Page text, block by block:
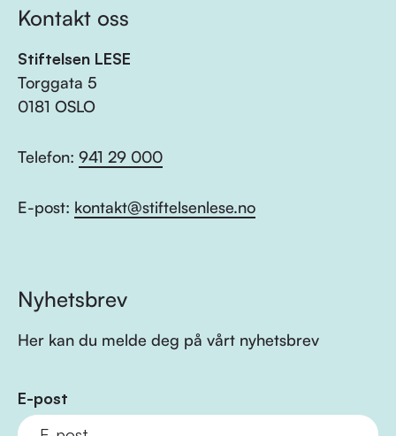
Kontakt oss
Stiftelsen LESE
Torggata 5
0181 OSLO
Telefon: 941 29 000
E-post: kontakt@stiftelsenlese.no
Nyhetsbrev
Her kan du melde deg på vårt nyhetsbrev
E-post